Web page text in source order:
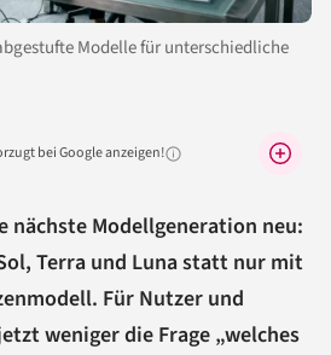
Modelle für unterschiedliche
bei Google anzeigen!Warum lohnt sich das?
nächste Modellgeneration neu:
Terra und Luna statt nur mit
Für Nutzer und
weniger die Frage „welches